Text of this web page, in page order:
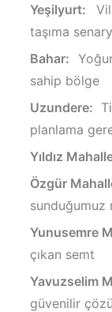
Yeşilyurt:
taşıma
Bahar:
sahip bölge
Uzundere:
planlama
Yıldız
Özgür
sunduğumuz
Yunusemre
çıkan semt
Yavuzselim
güvenilir